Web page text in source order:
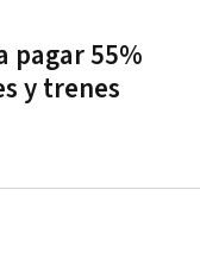
pagar 55%
y trenes